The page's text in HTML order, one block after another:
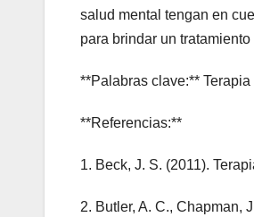
salud mental tengan en
para brindar un
**Palabras clave:**
**Referencias:**
1. Beck, J. S. (2011).
2. Butler, A. C., Chapman,